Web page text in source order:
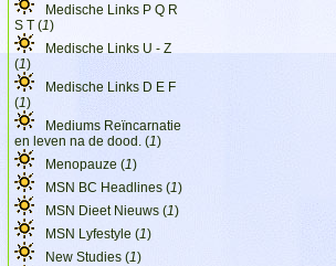
Medische Links P Q R
S T (1)
Medische Links U - Z
(1)
Medische Links D E F
(1)
Mediums Reïncarnatie
en leven na de dood. (1)
Menopauze (1)
MSN BC Headlines (1)
MSN Dieet Nieuws (1)
MSN Lyfestyle (1)
New Studies (1)